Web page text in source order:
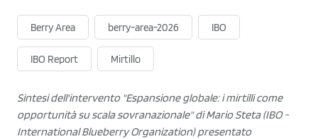
Berry Area berry-area-2026 IBO
IBO Report Mirtillo
Sintesi dell'intervento "Espansione globale: i mirtilli come
opportunità su scala sovranazionale" di Mario Steta (IBO -
International Blueberry Organization) presentato